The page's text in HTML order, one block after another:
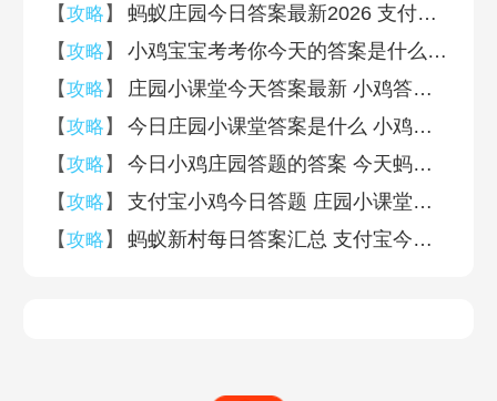
【攻略 】
蚂蚁庄园今日答案最新2026 支付宝蚂蚁庄园今日答案汇总
【攻略 】
小鸡宝宝考考你今天的答案是什么 蚂蚁庄园小课堂答案汇总2026
【攻略 】
庄园小课堂今天答案最新 小鸡答案支付宝今天最新汇总
【攻略 】
今日庄园小课堂答案是什么 小鸡庄园今天答案汇总
【攻略 】
今日小鸡庄园答题的答案 今天蚂蚁庄园答案汇总
【攻略 】
支付宝小鸡今日答题 庄园小课堂今天问题的答案汇总
【攻略 】 蚂蚁新村每日答案汇总 支付宝今日蚂蚁新村答案最新